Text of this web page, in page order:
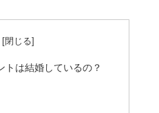
トは結婚しているの？